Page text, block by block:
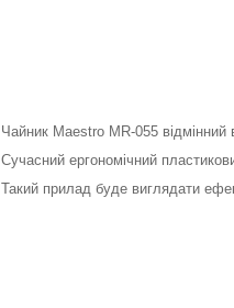
Чайник Maestro MR-055
Сучасний ергономічний
Такий прилад буде виглядати